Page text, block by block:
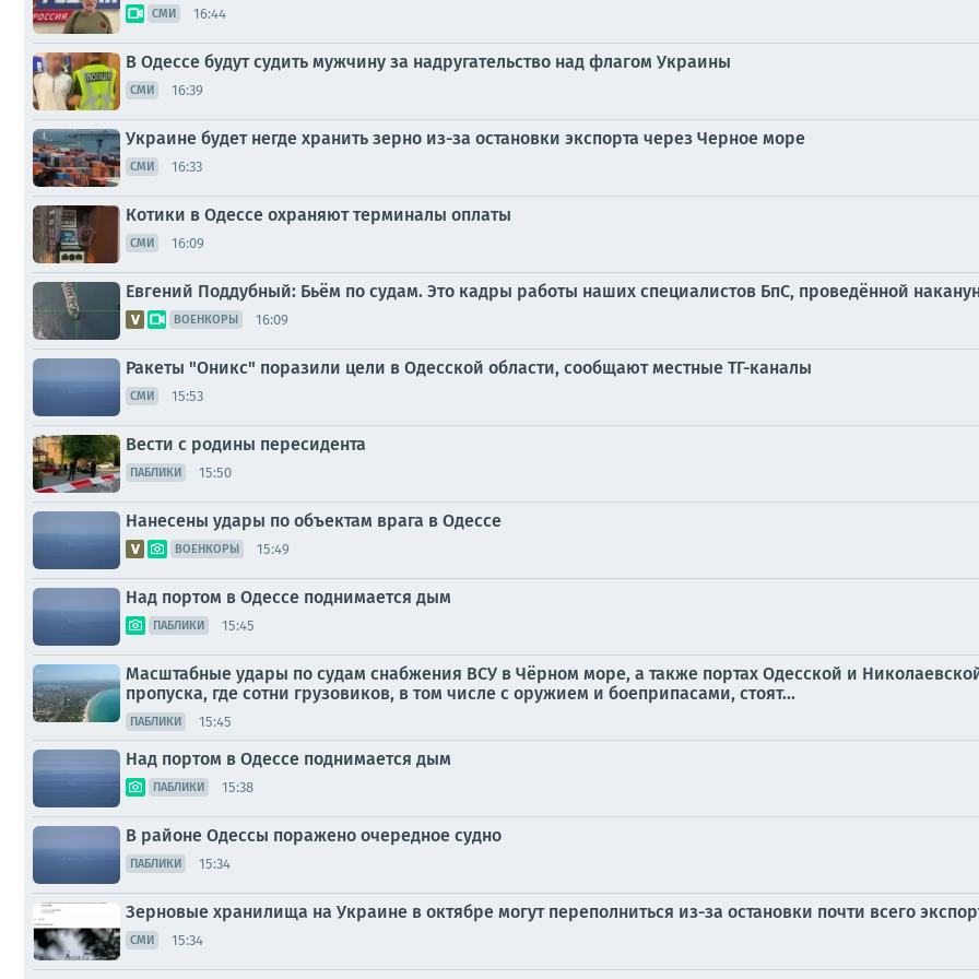
СМИ 16:44
В Одессе будут судить мужчину за надругательство над флагом Украины
СМИ 16:39
Украине будет негде хранить зерно из-за остановки экспорта через Черное море
СМИ 16:33
Котики в Одессе охраняют терминалы оплаты
СМИ 16:09
Евгений Поддубный: Бьём по судам. Это кадры работы наших специалистов БпС, проведённой
ВОЕНКОРЫ 16:09
Ракеты "Оникс" поразили цели в Одесской области, сообщают местные ТГ-каналы
СМИ 15:53
Вести с родины пересидента
ПАБЛИКИ 15:50
Нанесены удары по объектам врага в Одессе
ВОЕНКОРЫ 15:49
Над портом в Одессе поднимается дым
ПАБЛИКИ 15:45
Масштабные удары по судам снабжения ВСУ в Чёрном море, а также портах Одесской и
пропуска, где сотни грузовиков, в том числе с оружием и боеприпасами, стоят...
ПАБЛИКИ 15:45
Над портом в Одессе поднимается дым
ПАБЛИКИ 15:38
В районе Одессы поражено очередное судно
ПАБЛИКИ 15:34
Зерновые хранилища на Украине в октябре могут переполниться из-за остановки почти всего
СМИ 15:34